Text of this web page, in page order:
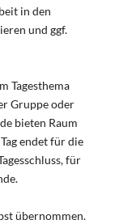
in den
und ggf.
Tagesthema
Gruppe oder
bieten Raum
endet für die
für
übernommen.